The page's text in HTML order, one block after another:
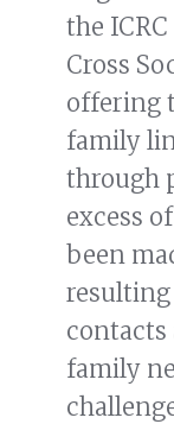
the
Cross
offering
family
through
excess
been
contacts
family